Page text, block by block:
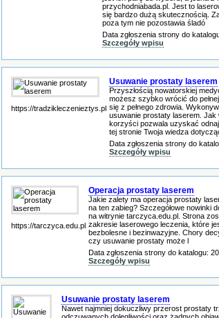
przychodniabada.pl. Jest to
się bardzo dużą skutecznością.
poza tym nie pozostawia śladó
Data zgłoszenia strony do
Szczegóły wpisu
https://tradzikleczenieztys.pl
Usuwanie prostaty laserem
Przyszłością nowatorskiej
możesz szybko wrócić do
się z pełnego zdrowia.
usuwanie prostaty laserem.
korzyści pozwala uzyskać
tej stronie Twoja wiedza
Data zgłoszenia strony do
Szczegóły wpisu
https://tarczyca.edu.pl
Operacja prostaty laserem
Jakie zalety ma operacja prostaty
na ten zabieg? Szczegółowe nowinki
na witrynie tarczyca.edu.pl. Strona
zakresie laserowego leczenia, które
bezbolesne i bezinwazyjne. Chory
czy usuwanie prostaty może l
Data zgłoszenia strony do katalogu:
Szczegóły wpisu
Usuwanie prostaty laserem
Nawet najmniej dokuczliwy przerost prostaty